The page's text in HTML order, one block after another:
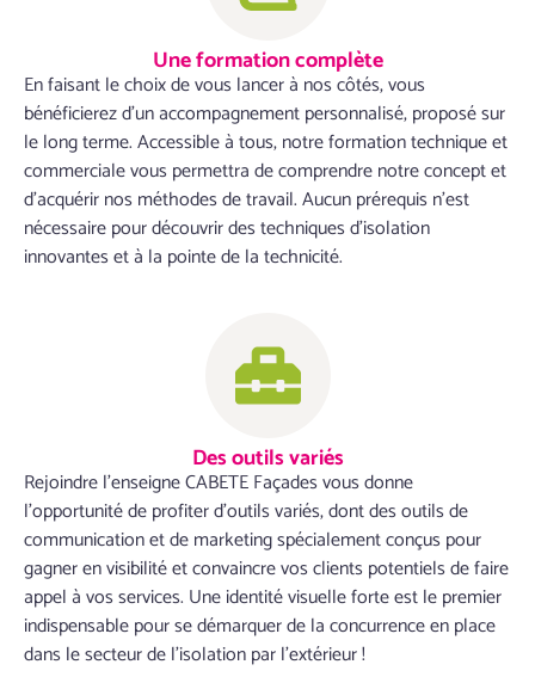
Une formation complète
En faisant le choix de vous lancer à nos côtés, vous
bénéficierez d’un accompagnement personnalisé, proposé sur
le long terme. Accessible à tous, notre formation technique et
commerciale vous permettra de comprendre notre concept et
d’acquérir nos méthodes de travail. Aucun prérequis n’est
nécessaire pour découvrir des techniques d’isolation
innovantes et à la pointe de la technicité.
Des outils variés
Rejoindre l’enseigne CABETE Façades vous donne
l’opportunité de profiter d’outils variés, dont des outils de
communication et de marketing spécialement conçus pour
gagner en visibilité et convaincre vos clients potentiels de faire
appel à vos services. Une identité visuelle forte est le premier
indispensable pour se démarquer de la concurrence en place
dans le secteur de l’isolation par l’extérieur !